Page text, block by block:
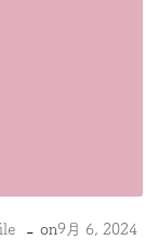
- on9月 6, 2024